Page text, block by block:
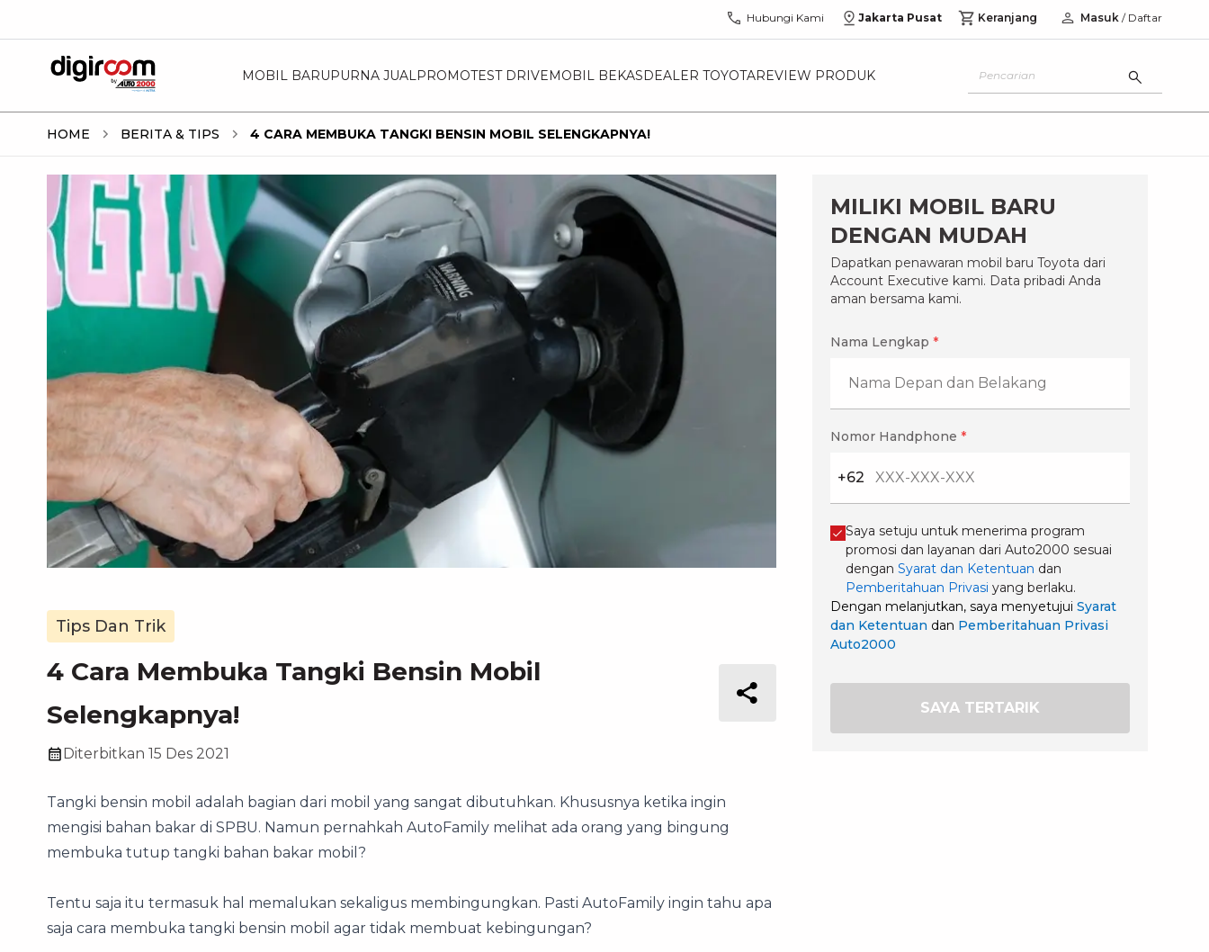
Hubungi Kami Jakarta Pusat Keranjang Masuk / Daftar
MOBIL BARUPURNA JUAL PROMOTEST DRIVEMOBIL BEKASDEALER TOYOTAREVIEW PRODUK
HOME BERITA & TIPS 4 CARA MEMBUKA TANGKI BENSIN MOBIL SELENGKAPNYA!
Tips Dan Trik
4 Cara Membuka Tangki Bensin Mobil
Selengkapnya!
Diterbitkan 15 Des 2021
Tangki bensin mobil adalah bagian dari mobil yang sangat dibutuhkan. Khususnya ketika ingin
mengisi bahan bakar di SPBU. Namun pernahkah AutoFamily melihat ada orang yang bingung
membuka tutup tangki bahan bakar mobil?
Tentu saja itu termasuk hal memalukan sekaligus membingungkan. Pasti AutoFamily ingin tahu apa
saja cara membuka tangki bensin mobil agar tidak membuat kebingungan?
MILIKI MOBIL BARU
DENGAN MUDAH
Dapatkan penawaran mobil baru Toyota dari
Account Executive kami. Data pribadi Anda
aman bersama kami.
Nama Lengkap *
Nomor Handphone *
+62
Saya setuju untuk menerima program
promosi dan layanan dari Auto2000 sesuai
dengan Syarat dan Ketentuan dan
Pemberitahuan Privasi yang berlaku.
Dengan melanjutkan, saya menyetujui Syarat
dan Ketentuan dan Pemberitahuan Privasi
Auto2000
SAYA TERTARIK